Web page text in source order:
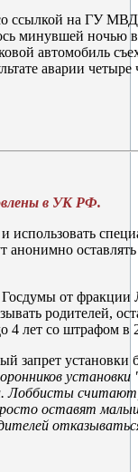
ссылкой на ГУ
минувшей ночью
автомобиль
аварии
в УК РФ.
использовать
анонимно
Госдумы от
родителей,
4 лет со штрафом в
запрет установки
Лоббисты
оставят